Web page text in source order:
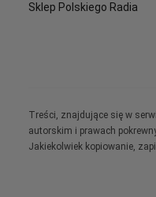
Sklep Polskiego Radia
Treści, znajdujące się w
autorskim i prawach
Jakiekolwiek kopiowanie,